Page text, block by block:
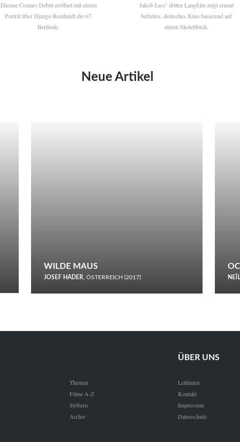
Étienne Comars Debüt eröffnet mit einem
Porträt über Django Reinhardt die 67.
Berlinale.
Jakob Lass’ dritter Langfilm zeigt erneut
befreites, deutsches Kino basierend auf
einem Skelettbuch.
Neue Artikel
WILDE MAUS
JOSEF HADER, ÖSTERREICH (2017)
Schnee.
Themen
Filme A-Z
Stöbern
Archiv
ÜBER UNS
Leitlinien
Kontakt
Impressum
Datenschutz